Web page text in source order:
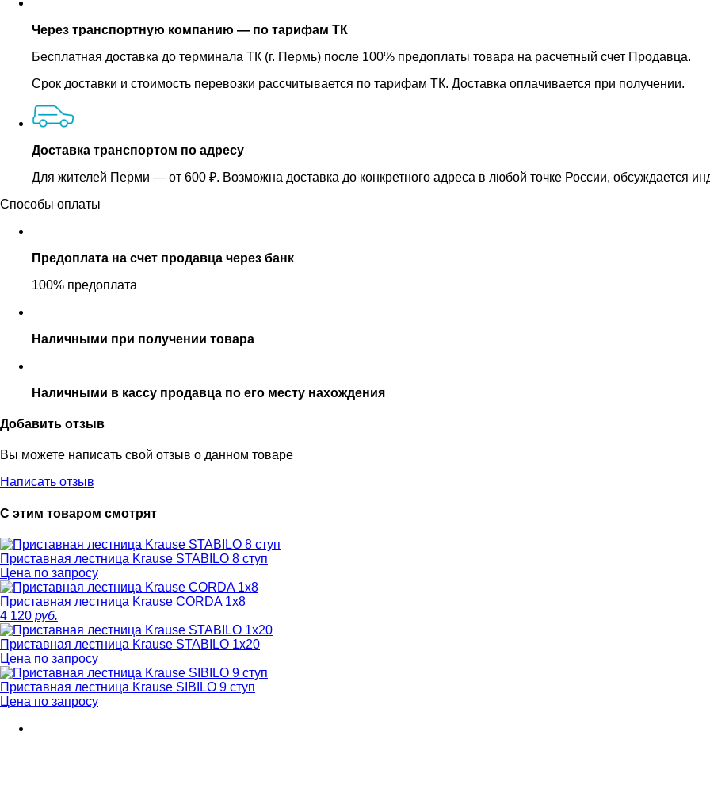
Через транспортную компанию — по тарифам ТК
Бесплатная доставка до терминала ТК (г. Пермь) после 100% предоплаты товара на расчетный счет Продавца.
Срок доставки и стоимость перевозки рассчитывается по тарифам ТК. Доставка оплачивается при получении.
Доставка транспортом по адресу
Для жителей Перми — от 600 ₽. Возможна доставка до конкретного адреса в любой точке России, обсуждается
Способы оплаты
Предоплата на счет продавца через банк
100% предоплата
Наличными при получении товара
Наличными в кассу продавца по его месту нахождения
Добавить отзыв
Вы можете написать свой отзыв о данном товаре
Написать отзыв
С этим товаром смотрят
Приставная лестница Krause STABILO 8 ступ
Цена по запросу
Приставная лестница Krause CORDA 1х8
4 120 руб.
Приставная лестница Krause STABILO 1х20
Цена по запросу
Приставная лестница Krause SIBILO 9 ступ
Цена по запросу